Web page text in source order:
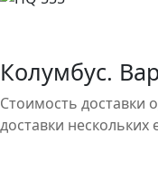
Колумбус.
Стоимость доставки
доставки